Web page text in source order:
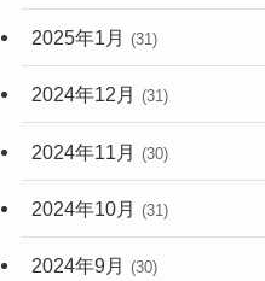
2025年1月 (31)
2024年12月 (31)
2024年11月 (30)
2024年10月 (31)
2024年9月 (30)